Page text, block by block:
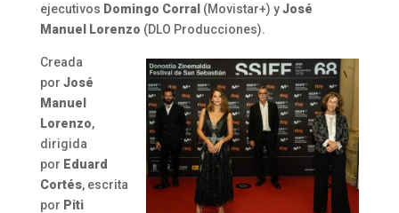
ejecutivos Domingo Corral (Movistar+) yJosé
Manuel Lorenzo (DLO Producciones).
Creada
por José
Manuel
Lorenzo,
dirigida
por Eduard
Cortés, escrita
por Piti